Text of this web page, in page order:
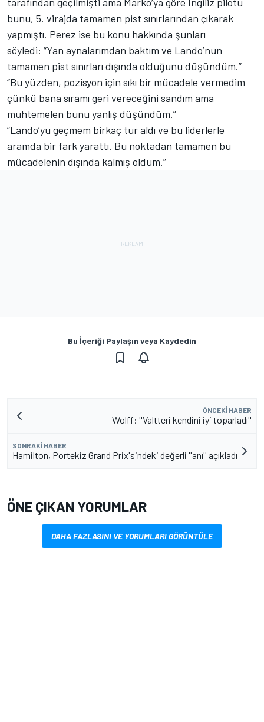
bunu, 5. virajda tamamen pist sınırlarından çıkarak
yapmıştı. Perez ise bu konu hakkında şunları
söyledi: “Yan aynalarımdan baktım ve Lando’nun
tamamen pist sınırları dışında olduğunu düşündüm.”
“Bu yüzden, pozisyon için sıkı bir mücadele vermedim
çünkü bana sıramı geri vereceğini sandım ama
muhtemelen bunu yanlış düşündüm.”
“Lando’yu geçmem birkaç tur aldı ve bu liderlerle
aramda bir fark yarattı. Bu noktadan tamamen bu
mücadelenin dışında kalmış oldum.”
Bu İçeriği Paylaşın veya Kaydedin
ÖNCEKI HABER
Wolff: ''Valtteri kendini iyi toparladı''
SONRAKI HABER
Hamilton, Portekiz Grand Prix'sindeki değerli ''anı'' açıkladı
ÖNE ÇIKAN YORUMLAR
DAHA FAZLASINI VE YORUMLARI GÖRÜNTÜLE